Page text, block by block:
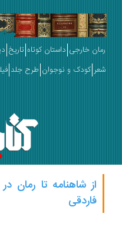
خارجی داستان کوتاه تاریخ دین و
کودک و نوجوان طرح جلد فیلم طنز
از شاهنامه تا رمان در
فاردقی